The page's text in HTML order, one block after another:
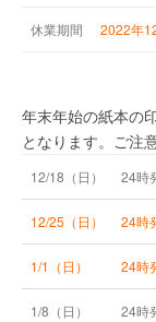
休業期間 2022年
年末年始の紙本の
となります。ご注
12/18（日） 24時
12/25（日） 24
1/1（日） 24
1/8（日） 24